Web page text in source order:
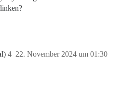
22. November 2024 um 01:30
4